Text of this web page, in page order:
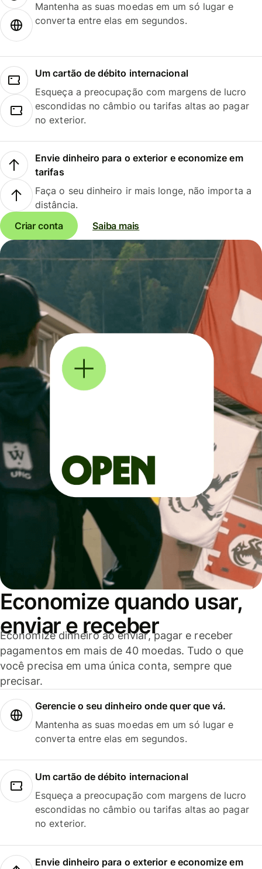
Mantenha as suas moedas em um só lugar e
converta entre elas em segundos.
Um cartão de débito internacional
Esqueça a preocupação com margens de lucro
escondidas no câmbio ou tarifas altas ao pagar
no exterior.
Envie dinheiro para o exterior e economize em
tarifas
Faça o seu dinheiro ir mais longe, não importa a
distância.
Criar conta
Saiba mais
Economize quando usar,
enviar e receber
Economize dinheiro ao enviar, pagar e receber
pagamentos em mais de 40 moedas. Tudo o que
você precisa em uma única conta, sempre que
precisar.
Gerencie o seu dinheiro onde quer que vá.
Mantenha as suas moedas em um só lugar e
converta entre elas em segundos.
Um cartão de débito internacional
Esqueça a preocupação com margens de lucro
escondidas no câmbio ou tarifas altas ao pagar
no exterior.
Envie dinheiro para o exterior e economize em